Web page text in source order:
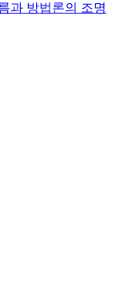
과 방법론의 조명